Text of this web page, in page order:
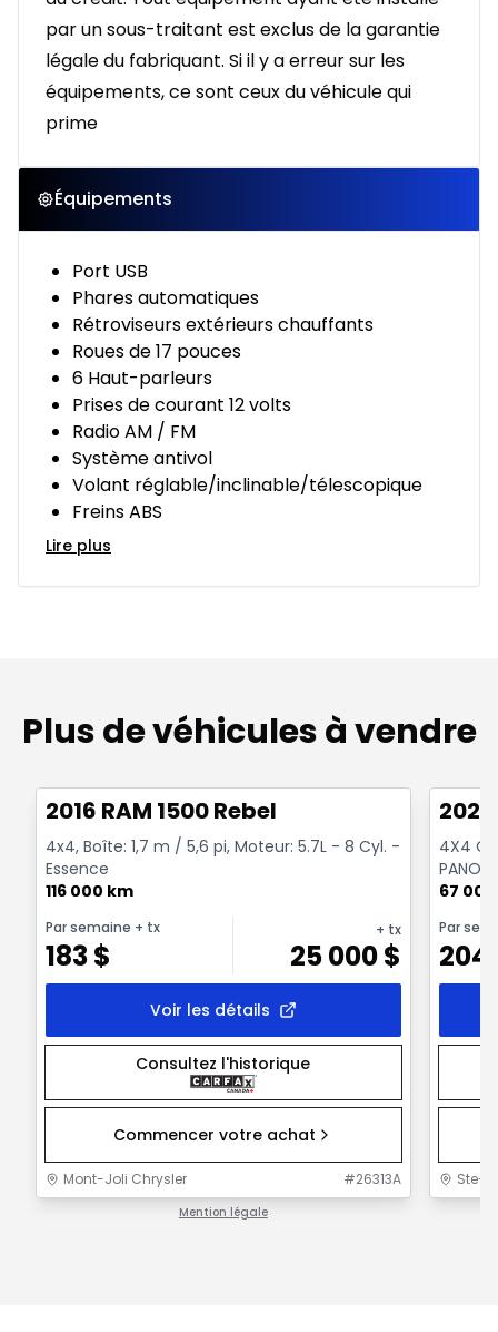
par un sous-traitant est exclus de la garantie
légale du fabriquant. Si il y a erreur sur les
équipements, ce sont ceux du véhicule qui
prime
Équipements
Port USB
Phares automatiques
Rétroviseurs extérieurs chauffants
Roues de 17 pouces
6 Haut-parleurs
Prises de courant 12 volts
Radio AM / FM
Système antivol
Volant réglable/inclinable/télescopique
Freins ABS
Lire plus
Plus de véhicules à vendre
2016 RAM 1500 Rebel
4x4, Boîte: 1,7 m / 5,6 pi, Moteur: 5.7L - 8 Cyl. -
Essence
116 000 km
Par semaine + tx
183$
+ tx
25 000$
Voir les détails
Consultez l'historique
Commencer votre achat
Mont-Joli Chrysler #26313A
Mention légale
4X4
NOIR
67
Par
204
Ste-